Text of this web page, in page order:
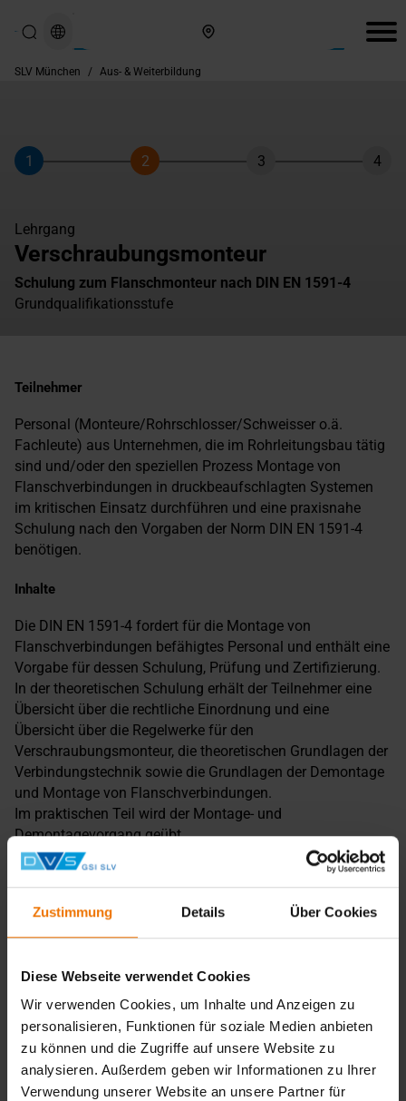
Zustimmung Details Über Cookies
Diese Webseite verwendet Cookies
Wir verwenden Cookies, um Inhalte und Anzeigen zu
personalisieren, Funktionen für soziale Medien anbieten
zu können und die Zugriffe auf unsere Website zu
analysieren. Außerdem geben wir Informationen zu Ihrer
Verwendung unserer Website an unsere Partner für
SLV München / Aus- & Weiterbildung
Schritt
1
Schritt
2
Schritt
3 4
Lehrgang
Verschraubungsmonteur
Schulung zum Flanschmonteur nach DIN EN 1591-4
Grundqualifikationsstufe
Teilnehmer
Personal (Monteure/Rohrschlosser/Schweisser o.ä.
Fachleute) aus Unternehmen, die im Rohrleitungsbau tätig
sind und/oder den speziellen Prozess Montage von
Flanschverbindungen in druckbeaufschlagten Systemen
im kritischen Einsatz durchführen und eine praxisnahe
Schulung nach den Vorgaben der Norm DIN EN 1591-4
benötigen.
Inhalte
Die DIN EN 1591-4 fordert für die Montage von
Flanschverbindungen befähigtes Personal und enthält eine
Vorgabe für dessen Schulung, Prüfung und Zertifizierung.
In der theoretischen Schulung erhält der Teilnehmer eine
Übersicht über die rechtliche Einordnung und eine
Übersicht über die Regelwerke für den
Verschraubungsmonteur, die theoretischen Grundlagen der
Verbindungstechnik sowie die Grundlagen der Demontage
und Montage von Flanschverbindungen.
Im praktischen Teil wird der Montage- und
Demontagevorgang geübt.
Die Bewertung des Verschraubungsmonteurs erfolgt durch
eine praktische und theoretische Prüfung.
Übersicht
Unterrichtsform:
Veranstaltungsort:
München